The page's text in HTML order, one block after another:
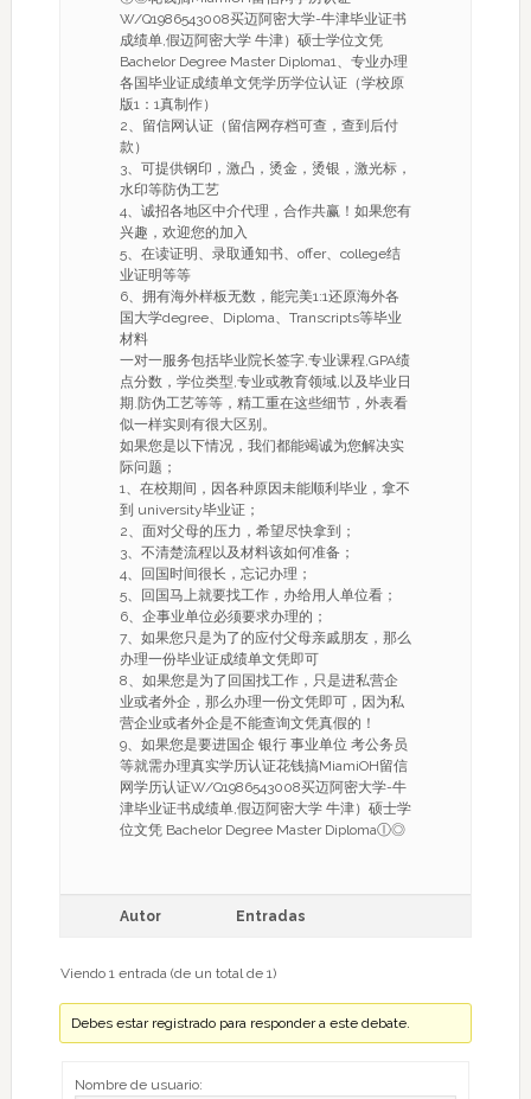
W/Q1986543008买迈阿密大学-牛津毕业证书
成绩单,假迈阿密大学 牛津）硕士学位文凭
Bachelor Degree Master Diploma1、专业办理
各国毕业证成绩单文凭学历学位认证（学校原
版1：1真制作）
2、留信网认证（留信网存档可查，查到后付
款）
3、可提供钢印，激凸，烫金，烫银，激光标，
水印等防伪工艺
4、诚招各地区中介代理，合作共赢！如果您有
兴趣，欢迎您的加入
5、在读证明、录取通知书、offer、college结
业证明等等
6、拥有海外样板无数，能完美1:1还原海外各
国大学degree、Diploma、Transcripts等毕业
材料
一对一服务包括毕业院长签字,专业课程,GPA绩
点分数，学位类型,专业或教育领域,以及毕业日
期.防伪工艺等等，精工重在这些细节，外表看
似一样实则有很大区别。
如果您是以下情况，我们都能竭诚为您解决实
际问题；
1、在校期间，因各种原因未能顺利毕业，拿不
到 university毕业证；
2、面对父母的压力，希望尽快拿到；
3、不清楚流程以及材料该如何准备；
4、回国时间很长，忘记办理；
5、回国马上就要找工作，办给用人单位看；
6、企事业单位必须要求办理的；
7、如果您只是为了的应付父母亲戚朋友，那么
办理一份毕业证成绩单文凭即可
8、如果您是为了回国找工作，只是进私营企
业或者外企，那么办理一份文凭即可，因为私
营企业或者外企是不能查询文凭真假的！
9、如果您是要进国企 银行 事业单位 考公务员
等就需办理真实学历认证花钱搞MiamiOH留信
网学历认证W/Q1986543008买迈阿密大学-牛
津毕业证书成绩单,假迈阿密大学 牛津）硕士学
位文凭 Bachelor Degree Master Diplomaⓛ◎
Autor Entradas
Viendo 1 entrada (de un total de 1)
Debes estar registrado para responder a este debate.
Nombre de usuario: